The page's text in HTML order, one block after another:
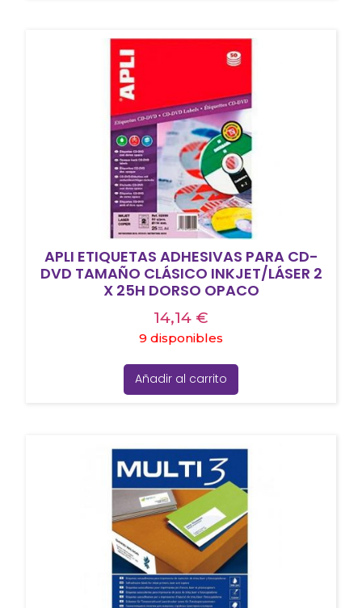
APLI ETIQUETAS ADHESIVAS PARA CD-
DVD TAMAÑO CLÁSICO INKJET/LÁSER 2
X 25H DORSO OPACO
14,14 €
9 disponibles
Añadir al carrito